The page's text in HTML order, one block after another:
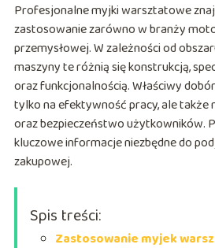
Profesjonalne myjki warsztatowe
zastosowanie zarówno w branży
przemysłowej. W zależności od
maszyny te różnią się konstrukcją,
oraz funkcjonalnością. Właściwy
tylko na efektywność pracy, ale także
oraz bezpieczeństwo użytkowników.
kluczowe informacje niezbędne do
zakupowej.
Spis treści:
Zastosowanie myjek